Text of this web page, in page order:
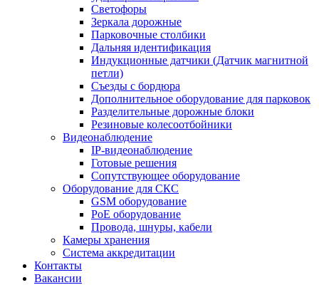
Светофоры
Зеркала дорожные
Парковочные столбики
Дальняя идентификация
Индукционные датчики (Датчик магнитной
петли)
Съезды с бордюра
Дополнительное оборудование для парковок
Разделительные дорожные блоки
Резиновые колесоотбойники
Видеонаблюдение
IP-видеонаблюдение
Готовые решения
Сопутствующее оборудование
Оборудование для СКС
GSM оборудование
PoE оборудование
Провода, шнуры, кабели
Камеры хранения
Система аккредитации
Контакты
Вакансии